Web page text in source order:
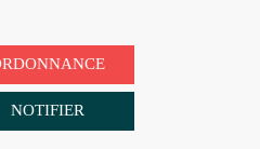
NOTIFIER